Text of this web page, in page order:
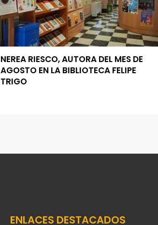
NEREA RIESCO, AUTORA DEL MES DE
AGOSTO EN LA BIBLIOTECA FELIPE
TRIGO
ENLACES DESTACADOS